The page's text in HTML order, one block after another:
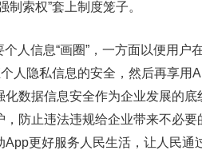
制索权”套上制度笼子。
人信息“画圈”，一方面以便用
人隐私信息的安全，然后再享
数据信息安全作为企业发展的
防止违法违规给企业带来不必
更好服务人民生活，让人民